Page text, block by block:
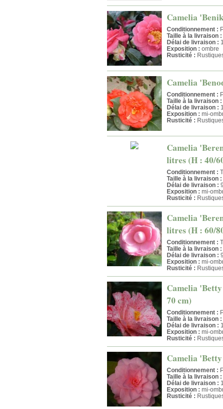
Camelia
Conditionnement :
Taille à la livraison :
Délai de livraison :
Exposition : ombre
Rusticité :
Camelia
Conditionnement :
Taille à la livraison :
Délai de livraison :
Exposition : mi-
Rusticité :
Camelia
litres (H : 40/
Conditionnement :
Taille à la livraison :
Délai de livraison :
Exposition : mi-
Rusticité :
Camelia
litres (H : 60/
Conditionnement :
Taille à la livraison :
Délai de livraison :
Exposition : mi-
Rusticité :
Camelia
70 cm)
Conditionnement :
Taille à la livraison :
Délai de livraison :
Exposition : mi-
Rusticité :
Camelia
Conditionnement :
Taille à la livraison :
Délai de livraison :
Exposition : mi-
Rusticité :